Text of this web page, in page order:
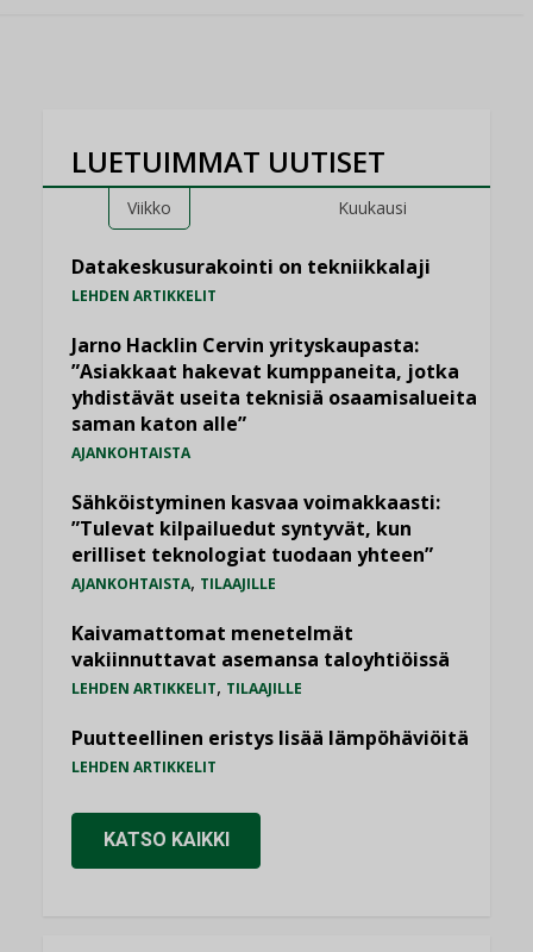
LUETUIMMAT UUTISET
Viikko Kuukausi
Datakeskusurakointi on tekniikkalaji
LEHDEN ARTIKKELIT
Jarno Hacklin Cervin yrityskaupasta:
”Asiakkaat hakevat kumppaneita, jotka
yhdistävät useita teknisiä osaamisalueita
saman katon alle”
AJANKOHTAISTA
Sähköistyminen kasvaa voimakkaasti:
”Tulevat kilpailuedut syntyvät, kun
erilliset teknologiat tuodaan yhteen”
AJANKOHTAISTA, TILAAJILLE
Kaivamattomat menetelmät
vakiinnuttavat asemansa taloyhtiöissä
LEHDEN ARTIKKELIT, TILAAJILLE
Puutteellinen eristys lisää lämpöhäviöitä
LEHDEN ARTIKKELIT
KATSO KAIKKI